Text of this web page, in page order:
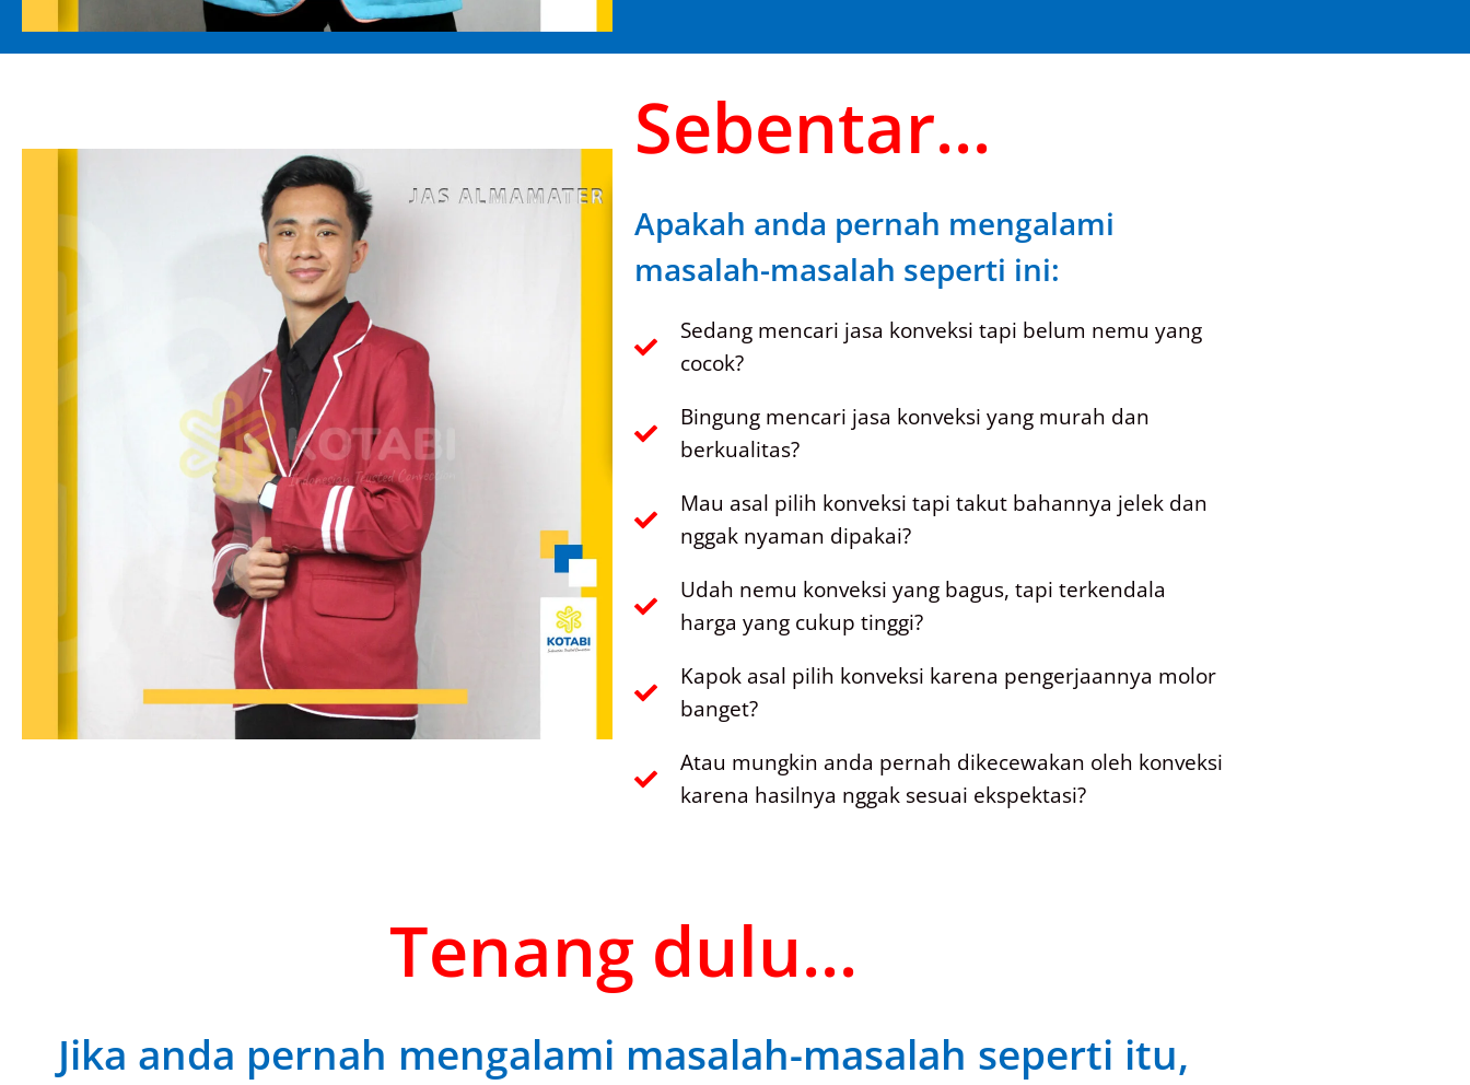
Sebentar...
Apakah anda pernah mengalami
masalah-masalah seperti ini:
Sedang mencari jasa konveksi tapi belum nemu yang
cocok?
Bingung mencari jasa konveksi yang murah dan
berkualitas?
Mau asal pilih konveksi tapi takut bahannya jelek dan
nggak nyaman dipakai?
Udah nemu konveksi yang bagus, tapi terkendala
harga yang cukup tinggi?
Kapok asal pilih konveksi karena pengerjaannya molor
banget?
Atau mungkin anda pernah dikecewakan oleh konveksi
karena hasilnya nggak sesuai ekspektasi?
Tenang dulu...
Jika anda pernah mengalami masalah-masalah seperti itu,